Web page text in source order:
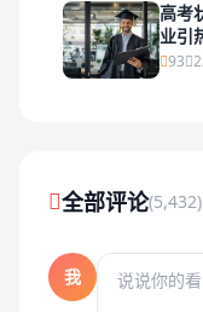
高考
业引
93
全部评论(5,432)
我